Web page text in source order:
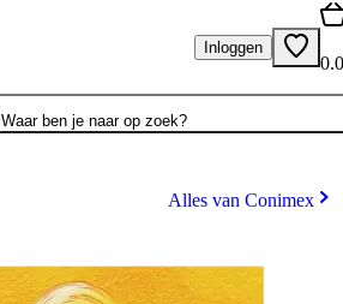
Inloggen
Waar ben je naar op zoek?
Alles van Conimex